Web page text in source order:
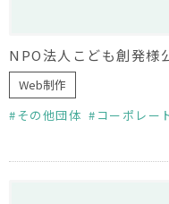
NPO法人こども創発様
Web制作
その他団体
コーポレー